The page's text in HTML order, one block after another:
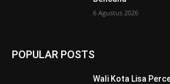
6 Agustus 2026
POPULAR POSTS
Wali Kota Lisa